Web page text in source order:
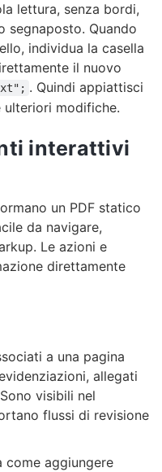
lettura, senza bordi,
segnaposto. Quando
individua la casella
il nuovo
. Quindi appiattisci
ulteriori modifiche.
interattivi
un PDF statico
da navigare,
Le azioni e
direttamente
a una pagina
allegati
visibili nel
flussi di revisione
come aggiungere